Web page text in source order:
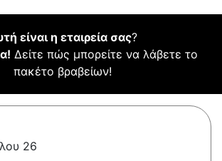
είναι η εταιρεία σας?
Δείτε πώς μπορείτε να λάβετε το
πακέτο βραβείων!
26